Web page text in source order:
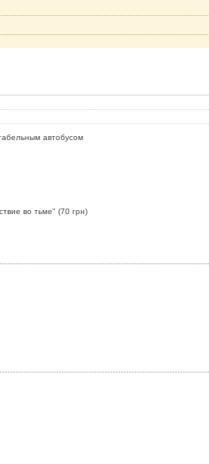
автобусом
во тьме" (70 грн)